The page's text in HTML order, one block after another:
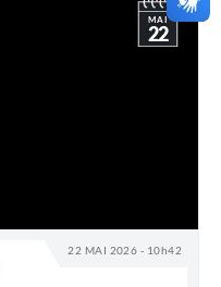
22 MAI 2026 - 10h42
MAI
22